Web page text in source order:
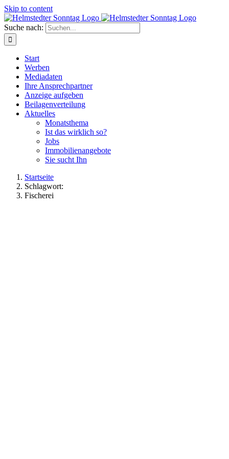
Skip to content
Suche nach:
Start
Werben
Mediadaten
Ihre Ansprechpartner
Anzeige aufgeben
Beilagenverteilung
Aktuelles
Monatsthema
Ist das wirklich so?
Jobs
Immobilienangebote
Sie sucht Ihn
Startseite
Schlagwort:
Fischerei